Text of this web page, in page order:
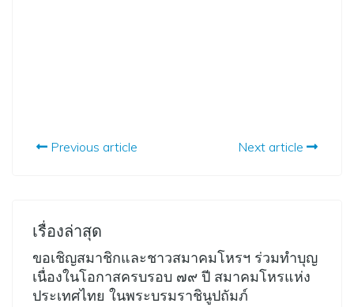
Previous article Next article
เรื่องล่าสุด
ขอเชิญสมาชิกและชาวสมาคมโหรฯ ร่วมทำบุญ
เนื่องในโอกาสครบรอบ ๗๙ ปี สมาคมโหรแห่ง
ประเทศไทย ในพระบรมราชินูปถัมภ์